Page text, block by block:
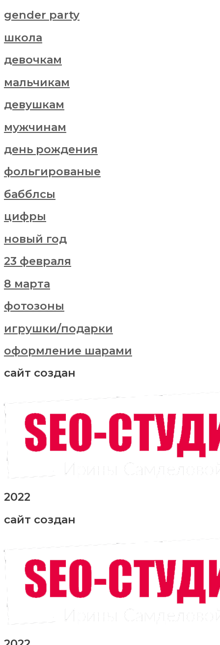
gender party
школа
девочкам
мальчикам
девушкам
мужчинам
день рождения
фольгированые
бабблсы
цифры
новый год
23 февраля
8 марта
фотозоны
игрушки/подарки
оформление шарами
сайт создан
2022
сайт создан